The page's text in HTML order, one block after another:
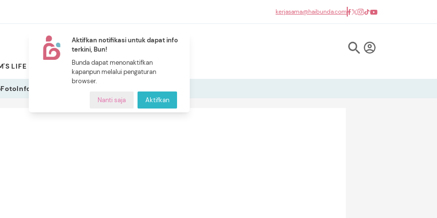
Aktifkan notifikasi untuk dapat info
terkini, Bun!
Bunda dapat menonaktifkan
kapanpun melalui pengaturan
browser.
Nanti saja Aktifkan
kerjasama@haibunda.com
LIFE PILIHAN BUNDA
NEW
CERITA BUNDA
FotoInfografis